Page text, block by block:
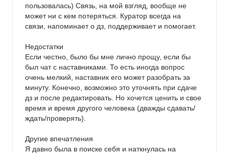
пользовалась) Связь, на мой взгляд, вообще не
может ни с кем потеряться. Куратор всегда на
связи, напоминает о дз, поддерживает и помогает.
Недостатки
Если честно, было бы мне лично прощу, если бы
был чат с наставниками. То есть иногда вопрос
очень мелкий, наставник его может разобрать за
минуту. Конечно, возможно это уточнять при сдаче
дз и после редактировать. Но хочется ценить и свое
время и время другого человека (дважды сдавать/
ждать/проверять).
Другие впечатления
Я давно была в поиске себя и наткнулась на